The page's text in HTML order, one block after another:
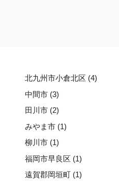
北九州市小倉北区 (4)
中間市 (3)
田川市 (2)
みやま市 (1)
柳川市 (1)
福岡市早良区 (1)
遠賀郡岡垣町 (1)